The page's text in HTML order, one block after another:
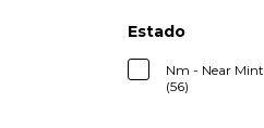
Estado
Nm - Near Mint
(56)